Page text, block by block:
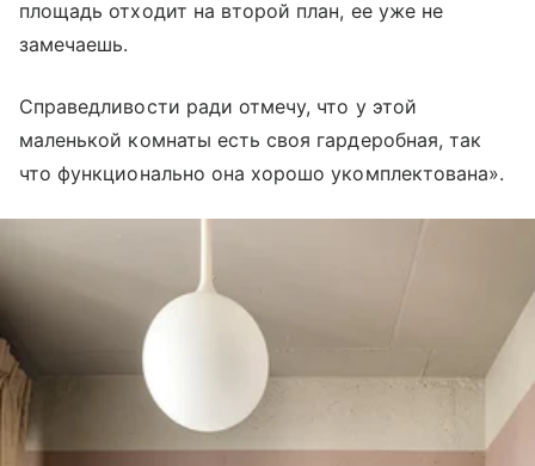
площадь отходит на второй план, ее уже не
замечаешь.
Справедливости ради отмечу, что у этой
маленькой комнаты есть своя гардеробная, так
что функционально она хорошо укомплектована».